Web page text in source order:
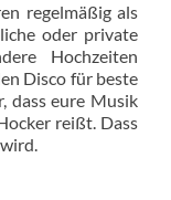
regelmäßig als
oder private
Hochzeiten
Disco für beste
dass eure Musik
reißt. Dass